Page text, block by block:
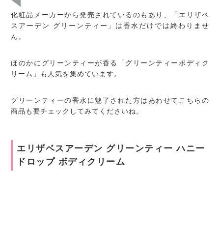
化粧品メーカーから発売されているのもあり、「エリザベ
スアーデン グリーンティー」は香水だけでは終わりませ
ん。
ほのかにグリーンティーが香る「グリーンティーボディク
リーム」も人気を集めています。
グリーンティーの香水に魅了された方はあわせてこちらの
商品も要チェックしてみてくださいね。
エリザベスアーデン グリーンティー ハニー
ドロップ ボディクリーム